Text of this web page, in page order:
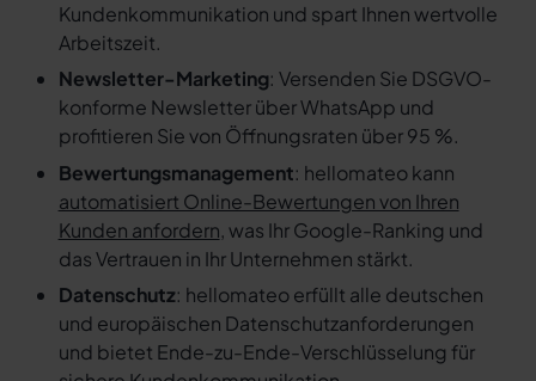
Kundenkommunikation und spart Ihnen wertvolle
Arbeitszeit.
Newsletter-Marketing: Versenden Sie DSGVO-
konforme Newsletter über WhatsApp und
profitieren Sie von Öffnungsraten über 95 %.
Bewertungsmanagement: hellomateo kann
automatisiert Online-Bewertungen von Ihren
Kunden anfordern, was Ihr Google-Ranking und
das Vertrauen in Ihr Unternehmen stärkt.
Datenschutz: hellomateo erfüllt alle deutschen
und europäischen Datenschutzanforderungen
und bietet Ende-zu-Ende-Verschlüsselung für